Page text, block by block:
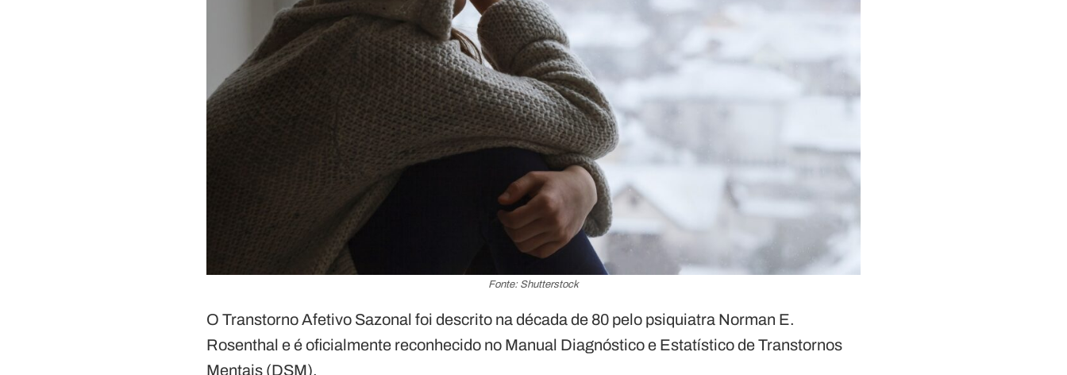
Fonte: Shutterstock
O Transtorno Afetivo Sazonal foi descrito na década de 80 pelo psiquiatra Norman E.
Rosenthal e é oficialmente reconhecido no Manual Diagnóstico e Estatístico de Transtornos
Mentais (DSM).